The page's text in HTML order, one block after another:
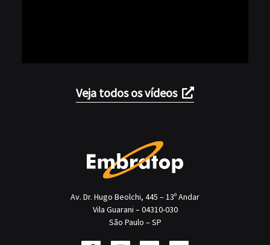
Veja todos os vídeos
Av. Dr. Hugo Beolchi, 445 – 13º Andar
Vila Guarani – 04310-030
São Paulo – SP